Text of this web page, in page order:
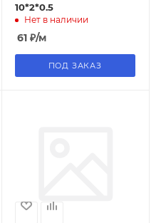
10*2*0.5
Нет в наличии
61₽/м
ПОД ЗАКАЗ